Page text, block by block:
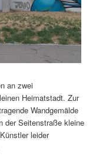
an zwei
Heimatstadt. Zur
Wandgemälde
der Seitenstraße kleine
leider